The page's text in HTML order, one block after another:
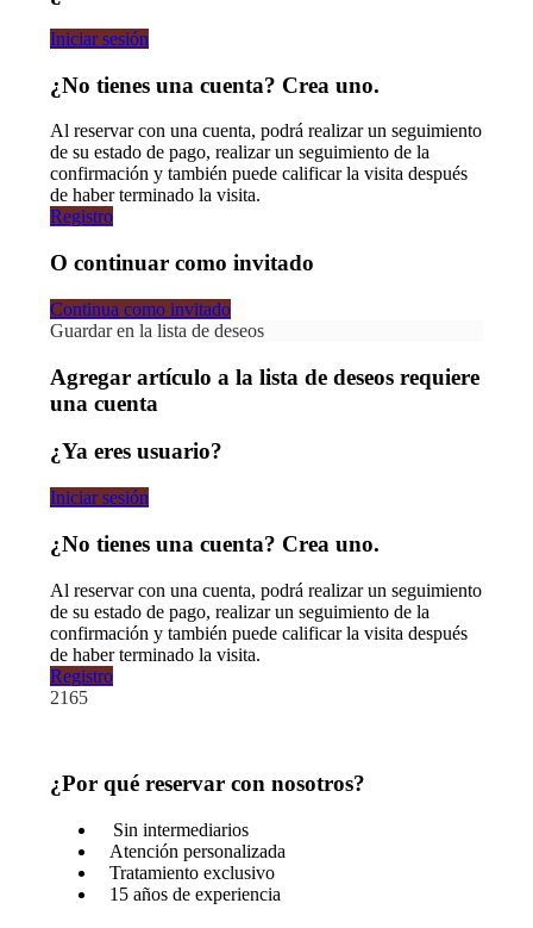
Iniciar sesión
¿No tienes una cuenta? Crea uno.
Al reservar con una cuenta, podrá realizar un seguimiento
de su estado de pago, realizar un seguimiento de la
confirmación y también puede calificar la visita después
de haber terminado la visita.
Registro
O continuar como invitado
Continua como invitado
Guardar en la lista de deseos
Agregar artículo a la lista de deseos requiere
una cuenta
¿Ya eres usuario?
Iniciar sesión
¿No tienes una cuenta? Crea uno.
Al reservar con una cuenta, podrá realizar un seguimiento
de su estado de pago, realizar un seguimiento de la
confirmación y también puede calificar la visita después
de haber terminado la visita.
Registro
2165
¿Por qué reservar con nosotros?
Sin intermediarios
Atención personalizada
Tratamiento exclusivo
15 años de experiencia